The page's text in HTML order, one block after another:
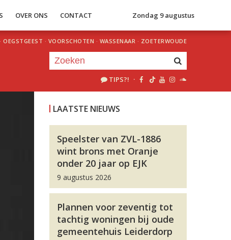
OVER ONS CONTACT Zondag 9 augustus
· OEGSTGEEST · VOORSCHOTEN · WASSENAAR · ZOETERWOUDE
TIPS?! ·
LAATSTE NIEUWS
Speelster van ZVL-1886
wint brons met Oranje
onder 20 jaar op EJK
9 augustus 2026
Plannen voor zeventig tot
tachtig woningen bij oude
gemeentehuis Leiderdorp